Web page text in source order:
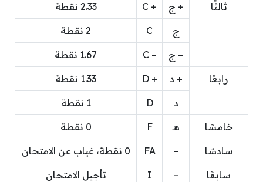
ثالثًا + ج + C 2.33 نقطة
ج C 2 نقطة
– ج – C 1.67 نقطة
رابعًا + د + D 1.33 نقطة
د D 1 نقطة
خامسًا هـ F 0 نقطة
سادسًا –
FA 0 نقطة، غياب عن الامتحان
سابعًا –
I تأجيل الامتحان